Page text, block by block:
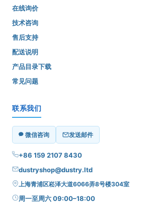
在线询价
技术咨询
售后支持
配送说明
产品目录下载
常见问题
联系我们
微信咨询 发送邮件
+86 159 2107 8430
dustryshop@dustry.ltd
上海青浦区崧泽大道6066弄8号楼304室
周一至周六 09:00–18:00